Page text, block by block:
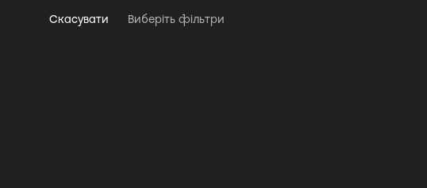
Deep Purple
Скасувати Виберіть фільтри